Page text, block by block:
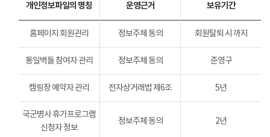
개인정보파일의 명칭 운영근거 보유기간
홈페이지 회원관리 정보주체 동의 회원탈퇴 시 까지
통일벽돌 참여자 관리 정보주체 동의 준영구
캠핑장 예약자 관리 전자상거래법 제6조 5년
국군병사 휴가프로그램
신청자 정보
정보주체 동의 2년